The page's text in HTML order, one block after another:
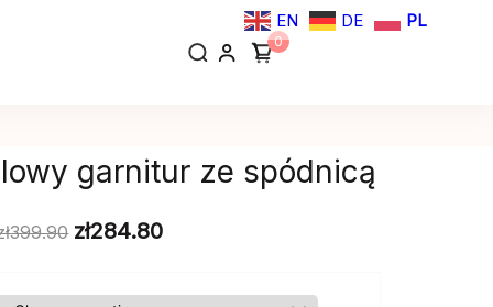
EN DE PL
0
garnitur ze spódnicą
399.90 zł284.80